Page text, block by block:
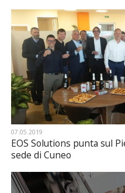
07.05.2019
EOS Solutions punta sul
sede di Cuneo